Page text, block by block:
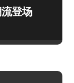
登场